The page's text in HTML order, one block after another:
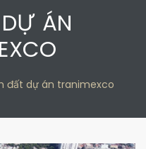
ÁN
đất dự án tranimexco